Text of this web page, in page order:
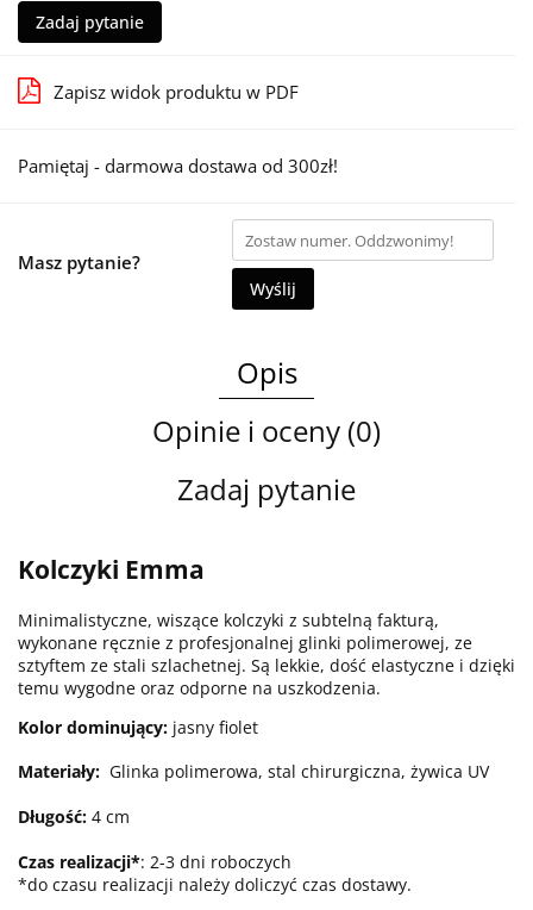
Zadaj pytanie
Zapisz widok produktu w PDF
Pamiętaj - darmowa dostawa od 300zł!
Masz pytanie?
Wyślij
Opis
Opinie i oceny (0)
Zadaj pytanie
Kolczyki Emma
Minimalistyczne, wiszące kolczyki z subtelną fakturą,
wykonane ręcznie z profesjonalnej glinki polimerowej, ze
sztyftem ze stali szlachetnej. Są lekkie, dość elastyczne i dzięki
temu wygodne oraz odporne na uszkodzenia.
Kolor dominujący: jasny fiolet
Materiały: Glinka polimerowa, stal chirurgiczna, żywica UV
Długość: 4 cm
Czas realizacji*: 2-3 dni roboczych
*do czasu realizacji należy doliczyć czas dostawy.